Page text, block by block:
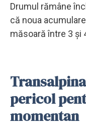
Drumul rămâne
că noua
măsoară între 3 și
pericol
momentan